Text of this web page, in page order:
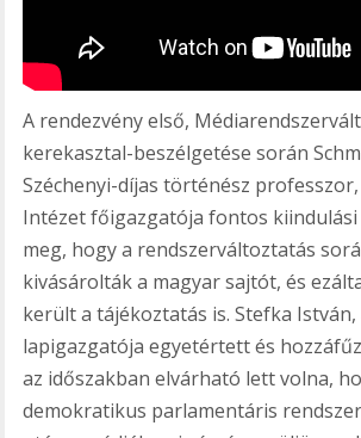
A rendezvény első,
kerekasztal-beszélgetése során
Széchenyi-díjas történész professzor,
Intézet főigazgatója fontos
meg, hogy a rendszerváltoztatás
kivásárolták a magyar sajtót, és
került a tájékoztatás is. Stefka István,
lapigazgatója egyetértett és
az időszakban elvárható lett volna,
demokratikus parlamentáris